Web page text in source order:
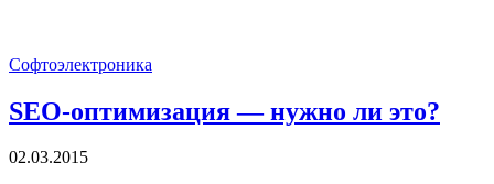
Софтоэлектроника
SEO-оптимизация — нужно ли это?
02.03.2015